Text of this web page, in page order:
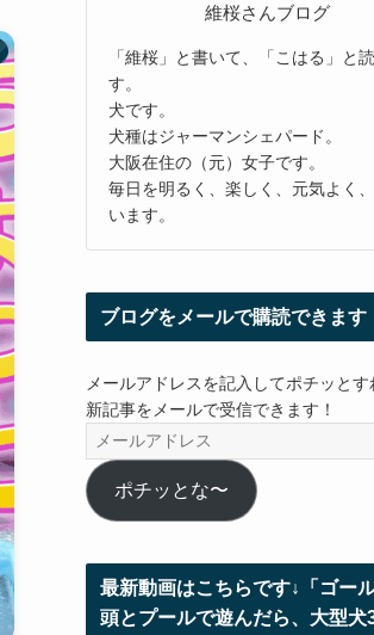
維桜さんブログ
「維桜」と書いて、「こはる」と
す。
犬です。
犬種はジャーマンシェパード。
大阪在住の（元）女子です。
毎日を明るく、楽しく、元気よく
います。
ブログをメールで購読できます
メールアドレスを記入してポチッと
新記事をメールで受信できます！
ー
ル
ア
レ
ス
ポチッとな〜
最新動画はこちらです↓「ゴー
頭とプールで遊んだら、大型犬